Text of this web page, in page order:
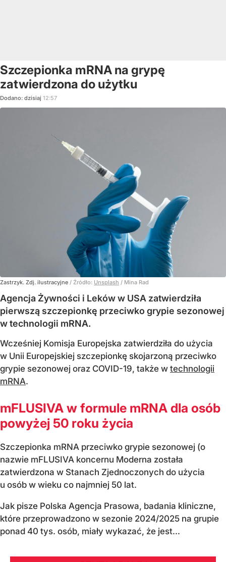
Szczepionka mRNA na grypę
zatwierdzona do użytku
Dodano: dzisiaj 12:57
Zastrzyk. Zdj. ilustracyjne / Źródło: Unsplash / Mina Rad
Agencja Żywności i Leków w USA zatwierdziła
pierwszą szczepionkę przeciwko grypie sezonowej
w technologii mRNA.
Wcześniej Komisja Europejska zatwierdziła do użycia
w Unii Europejskiej szczepionkę skojarzoną przeciwko
grypie sezonowej oraz COVID-19, także w technologii
mRNA.
mFLUSIVA w formule mRNA dla osób
powyżej 50 roku życia
Szczepionka mRNA przeciwko grypie sezonowej (o
nazwie mFLUSIVA koncernu Moderna została
zatwierdzona w Stanach Zjednoczonych do użycia
u osób w wieku co najmniej 50 lat.
Jak pisze Polska Agencja Prasowa, badania kliniczne,
które przeprowadzono w sezonie 2024/2025 na grupie
ponad 40 tys. osób, miały wykazać, że jest...